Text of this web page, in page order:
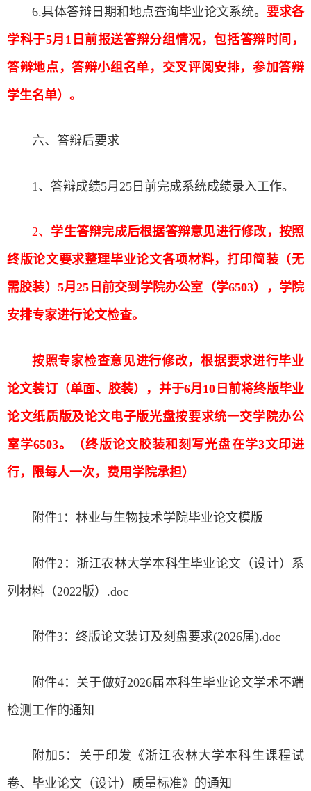
6.具体答辩日期和地点查询毕业论文系统。 要求各
学科于5月1 日前报送答辩分组情况，包括答辩时间，
答辩地点，答辩小组名单，交叉评阅安排，参加答辩
学生名单）。
六、答辩后要求
1、答辩成绩5月25日前完成系统成绩录入工作。
2、 学生答辩完成后根据答辩意见进行修改，按照
终版论文要求整理毕业论文各项材料，打印简装（无
需胶装） 5月25 日前交到学院办公室（学6503），学院
安排专家进行论文检查。
按照专家检查意见进行修改，根据要求进行毕业
论文装订（单面、胶装），并于6月 10 日前将终版毕业
论文纸质版及论文电子版光盘按要求统一交学院办公
室学6503。（终版论文胶装和刻写光盘在学3文印进
行，限每人一次，费用学院承担）
附件1：林业与生物技术学院毕业论文模版
附件2：浙江农林大学本科生毕业论文（设计）系
列材料（2022版）.doc
附件3：终版论文装订及刻盘要求(2026届).doc
附件4：关于做好2026届本科生毕业论文学术不端
检测工作的通知
附加5：关于印发《浙江农林大学本科生课程试
卷、毕业论文（设计）质量标准》的通知